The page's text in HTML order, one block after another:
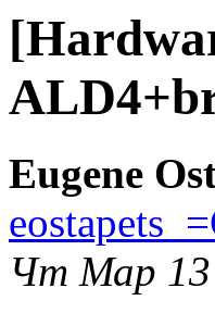
Eugene
Чт Мар 13